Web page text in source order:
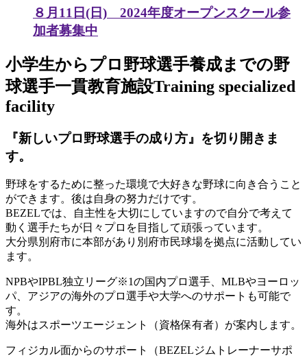
８月11日(日) 2024年度オープンスクール参
加者募集中
小学生からプロ野球選手養成までの野
球選手一貫教育施設Training specialized
facility
『新しいプロ野球選手の成り方』を切り開きま
す。
野球をするために整った環境で大好きな野球に向き合うこと
ができます。後は自身の努力だけです。
BEZELでは、自主性を大切にしていますので自分で考えて
動く選手たちが日々プロを目指して頑張っています。
大分県別府市に本部があり別府市民球場を拠点に活動してい
ます。
NPBやIPBL独立リーグ※1の国内プロ選手、MLBやヨーロッ
パ、アジアの海外のプロ選手や大学へのサポートも可能で
す。
海外はスポーツエージェント（資格保有者）が案内します。
フィジカル面からのサポート（BEZELジムトレーナーサポ